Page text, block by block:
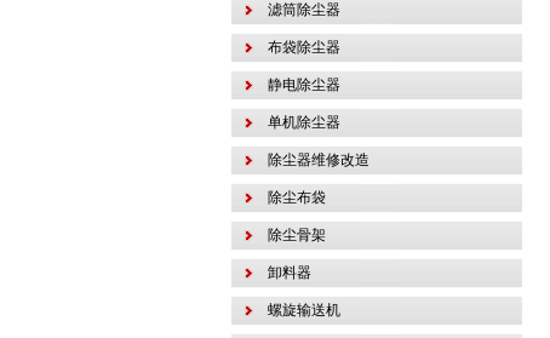
滤筒除尘器
布袋除尘器
静电除尘器
单机除尘器
除尘器维修改造
除尘布袋
除尘骨架
卸料器
螺旋输送机